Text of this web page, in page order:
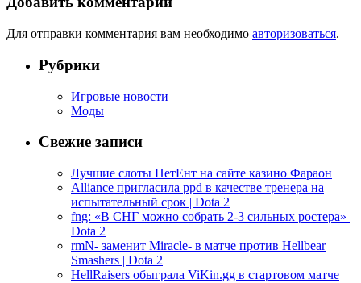
Для отправки комментария вам необходимо авторизоваться.
Рубрики
Игровые новости
Моды
Свежие записи
Лучшие слоты НетЕнт на сайте казино Фараон
Alliance пригласила ppd в качестве тренера на
испытательный срок | Dota 2
fng: «В СНГ можно собрать 2-3 сильных ростера» |
Dota 2
rmN- заменит Miracle- в матче против Hellbear
Smashers | Dota 2
HellRaisers обыграла ViKin.gg в стартовом матче